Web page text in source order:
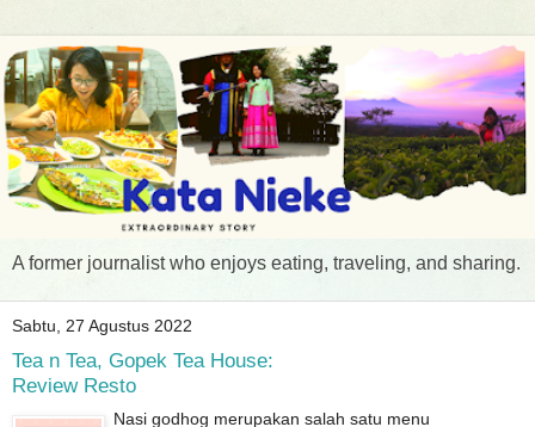
A former journalist who enjoys eating, traveling, and sharing.
Sabtu, 27 Agustus 2022
Tea n Tea, Gopek Tea House:
Review Resto
Nasi godhog merupakan salah satu menu